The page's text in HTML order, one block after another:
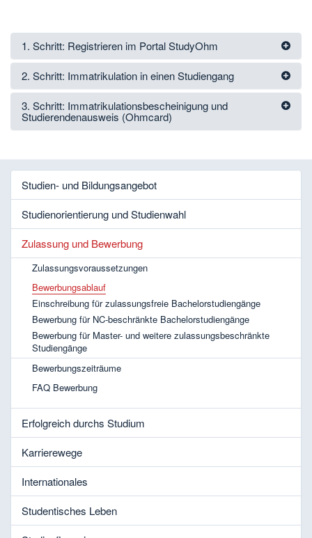
1. Schritt: Registrieren im Portal StudyOhm
2. Schritt: Immatrikulation in einen Studiengang
3. Schritt: Immatrikulationsbescheinigung und
Studierendenausweis (Ohmcard)
Studien- und Bildungsangebot
Studienorientierung und Studienwahl
Zulassung und Bewerbung
Zulassungsvoraussetzungen
Bewerbungsablauf
Einschreibung für zulassungsfreie Bachelorstudiengänge
Bewerbung für NC-beschränkte Bachelorstudiengänge
Bewerbung für Master- und weitere zulassungsbeschränkte
Studiengänge
Bewerbungszeiträume
FAQ Bewerbung
Erfolgreich durchs Studium
Karrierewege
Internationales
Studentisches Leben